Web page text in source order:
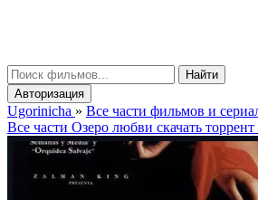
Найти
Авторизация
Ugorinicha » Все части фильмов и
Все части Озеро любви скачать